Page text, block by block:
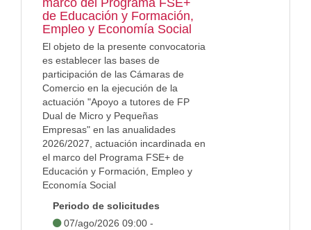
marco del Programa FSE+
de Educación y Formación,
Empleo y Economía Social
El objeto de la presente convocatoria
es establecer las bases de
participación de las Cámaras de
Comercio en la ejecución de la
actuación "Apoyo a tutores de FP
Dual de Micro y Pequeñas
Empresas" en las anualidades
2026/2027, actuación incardinada en
el marco del Programa FSE+ de
Educación y Formación, Empleo y
Economía Social
Periodo de solicitudes
07/ago/2026 09:00 -